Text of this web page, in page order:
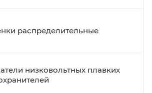
распределительные
низковольтных плавких